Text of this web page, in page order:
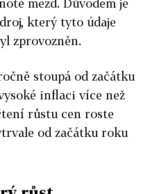
který tyto údaje
zprovozněn.
stoupá od začátku
inflaci více než
růstu cen roste
od začátku roku